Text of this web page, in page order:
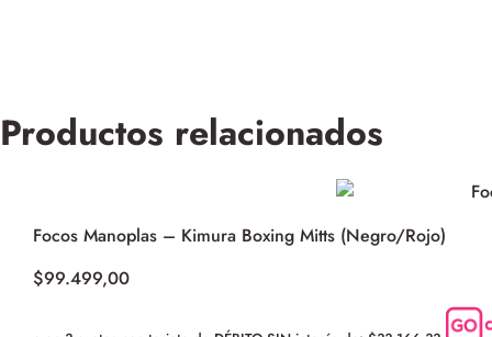
Productos relacionados
Focos Manoplas – Kimura Boxing Mitts (Negro/Rojo)
$99.499,00